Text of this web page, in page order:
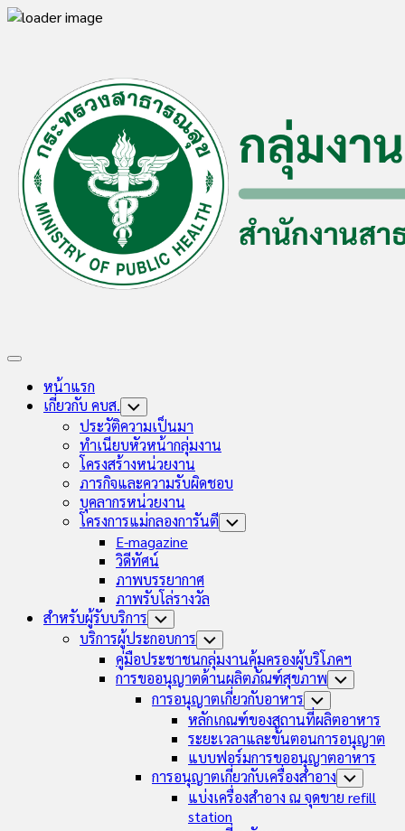
Expand
หน้าแรก
เกี่ยวกับ คบส. Toggle
Child
Menu
ประวัติความเป็นมา
ทำเนียบหัวหน้ากลุ่มงาน
โครงสร้างหน่วยงาน
ภารกิจและความรับผิดชอบ
บุคลากรหน่วยงาน
โครงการแม่กลองการันตี Toggle
E-magazine
วิดีทัศน์
ภาพบรรยากาศ
ภาพรับโล่รางวัล
สำหรับผู้รับบริการ Toggle
Child
Menu
บริการผู้ประกอบการ Toggle
Child
Menu
คู่มือประชาชนกลุ่มงานคุ้มครองผู้บริโภคฯ
การขออนุญาตด้านผลิตภัณฑ์สุขภาพ Toggle
การอนุญาตเกี่ยวกับอาหาร Toggle
Child
Menu
หลักเกณฑ์ของสถานที่ผลิตอาหาร
ระยะเวลาและขั้นตอนการอนุญาต
แบบฟอร์มการขออนุญาตอาหาร
การอนุญาตเกี่ยวกับเครื่องสำอาง Toggle
Child
Menu
แบ่งเครื่องสำอาง ณ จุดขาย refill
station